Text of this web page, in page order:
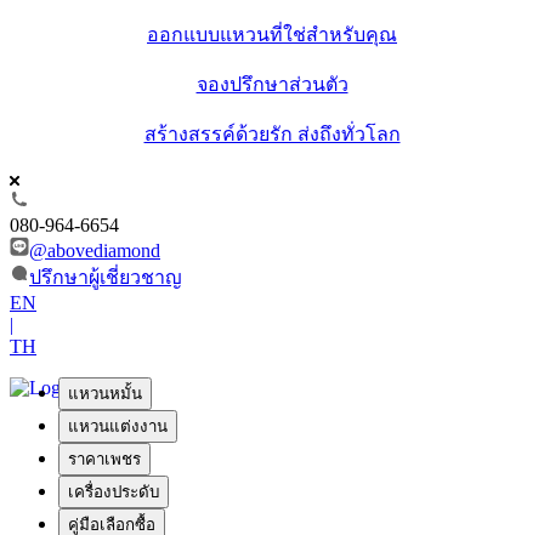
ออกแบบแหวนที่ใช่สำหรับคุณ
จองปรึกษาส่วนตัว
สร้างสรรค์ด้วยรัก ส่งถึงทั่วโลก
080-964-6654
@abovediamond
ปรึกษาผู้เชี่ยวชาญ
EN
|
TH
แหวนหมั้น
แหวนแต่งงาน
ราคาเพชร
เครื่องประดับ
คู่มือเลือกซื้อ